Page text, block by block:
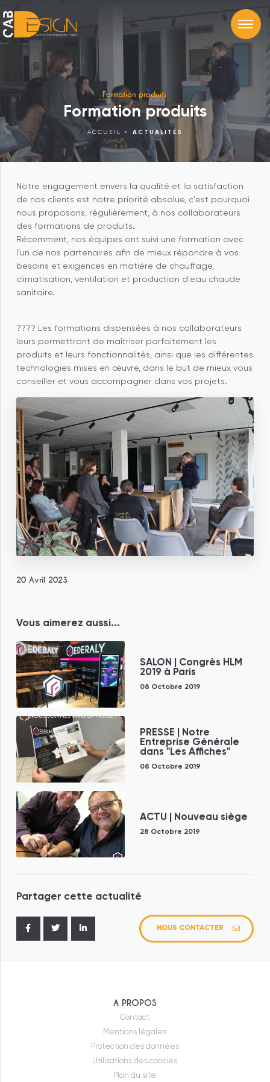
Formation produits
Formation produits
ACCUEIL ACTUALITÉS
Notre engagement envers la qualité et la satisfaction
de nos clients est notre priorité absolue, c'est pourquoi
nous proposons, régulièrement, à nos collaborateurs
des formations de produits.
Récemment, nos équipes ont suivi une formation avec
l’un de nos partenaires afin de mieux répondre à vos
besoins et exigences en matière de chauffage,
climatisation, ventilation et production d'eau chaude
sanitaire.
???? Les formations dispensées à nos collaborateurs
leurs permettront de maîtriser parfaitement les
produits et leurs fonctionnalités, ainsi que les différentes
technologies mises en œuvre, dans le but de mieux vous
conseiller et vous accompagner dans vos projets.
20 Avril 2023
Vous aimerez aussi...
SALON | Congrès HLM
2019 à Paris
08 Octobre 2019
PRESSE | Notre
Entreprise Générale
dans "Les Affiches"
08 Octobre 2019
ACTU | Nouveau siège
28 Octobre 2019
Partager cette actualité
NOUS CONTACTER
A PROPOS
Contact
Mentions légales
Protection des données
Utilisations des cookies
Plan du site
Federaly
Federaly Construction